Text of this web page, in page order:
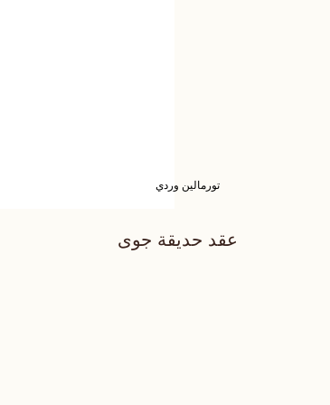
تورمالين وردي
عقد حديقة جوى